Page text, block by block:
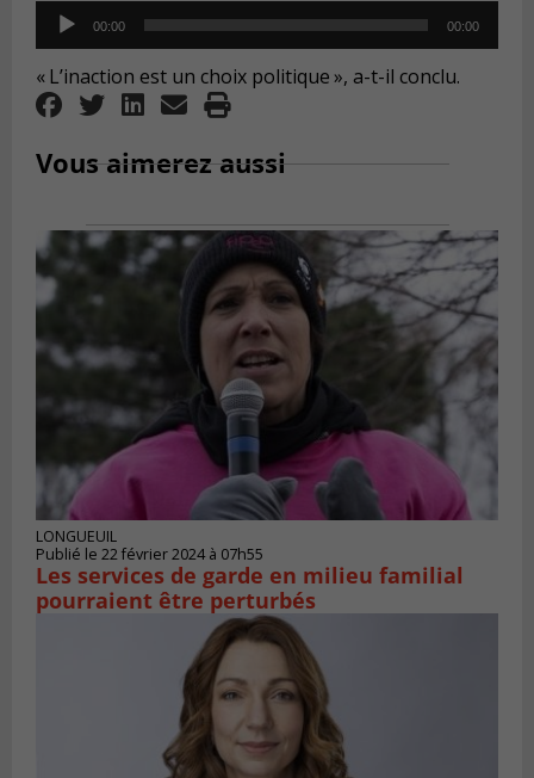
Audio
Player
00:00 00:00
« L’inaction est un choix politique », a-t-il conclu.
Vous aimerez aussi
LONGUEUIL
Publié le 22 février 2024 à 07h55
Les services de garde en milieu familial
pourraient être perturbés